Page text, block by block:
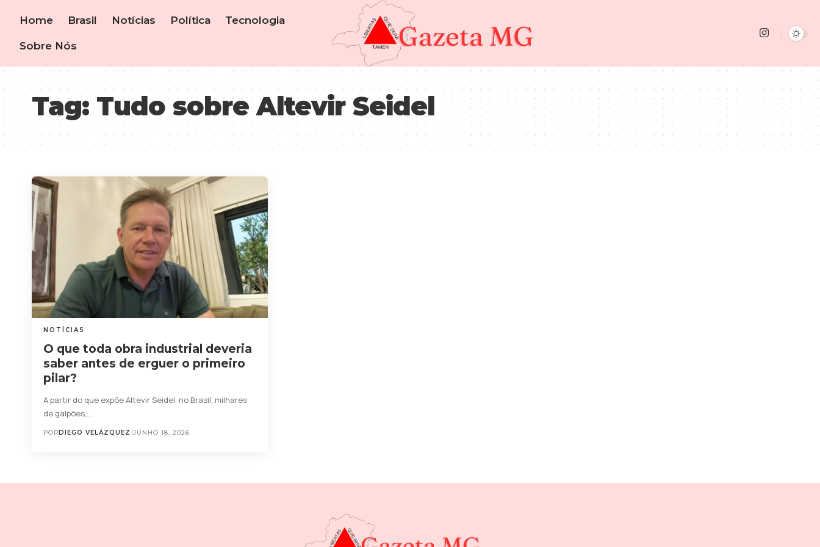
Home Brasil Notícias Política Tecnologia
Sobre Nós
Tag:Tudo sobre Altevir Seidel
NOTÍCIAS
O que toda obra industrial deveria
saber antes de erguer o primeiro
pilar?
A partir do que expõe Altevir Seidel, no Brasil, milhares
de galpões,…
PORDIEGO VELÁZQUEZ JUNHO 18, 2026